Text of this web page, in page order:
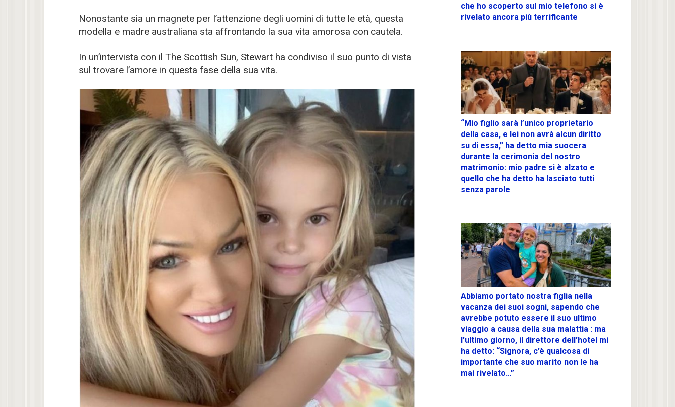
Nonostante sia un magnete per l’attenzione degli uomini di tutte le età, questa
modella e madre australiana sta affrontando la sua vita amorosa con cautela.
In un’intervista con il The Scottish Sun, Stewart ha condiviso il suo punto di vista
sul trovare l’amore in questa fase della sua vita.
che ho scoperto sul mio telefono si è
rivelato ancora più terrificante
“Mio figlio sarà l’unico proprietario
della casa, e lei non avrà alcun diritto
su di essa,” ha detto mia suocera
durante la cerimonia del nostro
matrimonio: mio padre si è alzato e
quello che ha detto ha lasciato tutti
senza parole
Abbiamo portato nostra figlia nella
vacanza dei suoi sogni, sapendo che
avrebbe potuto essere il suo ultimo
viaggio a causa della sua malattia : ma
l’ultimo giorno, il direttore dell’hotel mi
ha detto: “Signora, c’è qualcosa di
importante che suo marito non le ha
mai rivelato…”